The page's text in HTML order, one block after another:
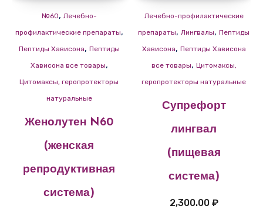
№60, Лечебно-
профилактические препараты,
Пептиды Хависона, Пептиды
Хависона все товары,
Цитомаксы, геропротекторы
натуральные
Женолутен N60
(женская
репродуктивная
система)
Лечебно-профилактические
препараты,Лингвалы,Пептиды
Хависона, Пептиды Хависона
все товары, Цитомаксы,
геропротекторы натуральные
Супрефорт
лингвал
(пищевая
система)
2,300.00 ₽